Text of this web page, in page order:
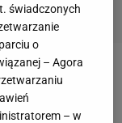
świadczonych
o
– Agora
– w